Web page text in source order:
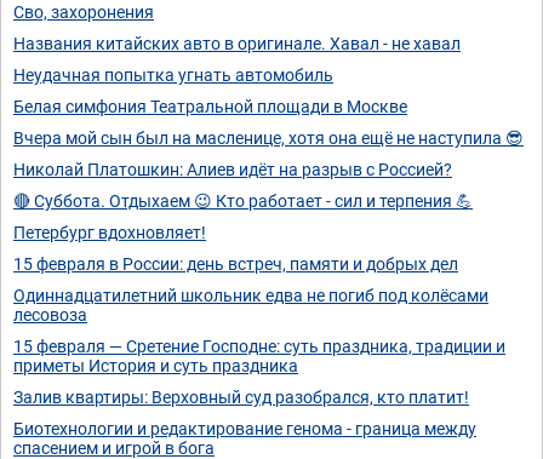
Сво, захоронения
Названия китайских авто в оригинале. Хавал - не хавал
Неудачная попытка угнать автомобиль
Белая симфония Театральной площади в Москве
Вчера мой сын был на масленице, хотя она ещё не наступила 😎
Николай Платошкин: Алиев идёт на разрыв с Россией?
🔴 Суббота. Отдыхаем 😉 Кто работает - сил и терпения 💪
Петербург вдохновляет!
15 февраля в России: день встреч, памяти и добрых дел
Одиннадцатилетний школьник едва не погиб под колёсами
лесовоза
15 февраля — Сретение Господне: суть праздника, традиции и
приметы История и суть праздника
Залив квартиры: Верховный суд разобрался, кто платит!
Биотехнологии и редактирование генома - граница между
спасением и игрой в бога